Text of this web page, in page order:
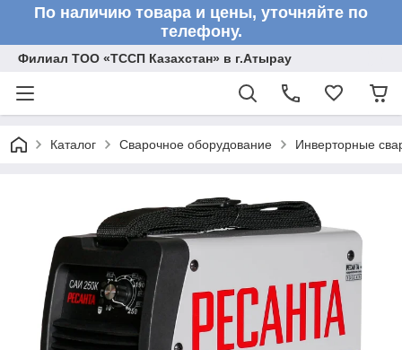
По наличию товара и цены, уточняйте по
телефону.
Филиал ТОО «ТССП Казахстан» в г.Атырау
Каталог Сварочное оборудование Инверторные